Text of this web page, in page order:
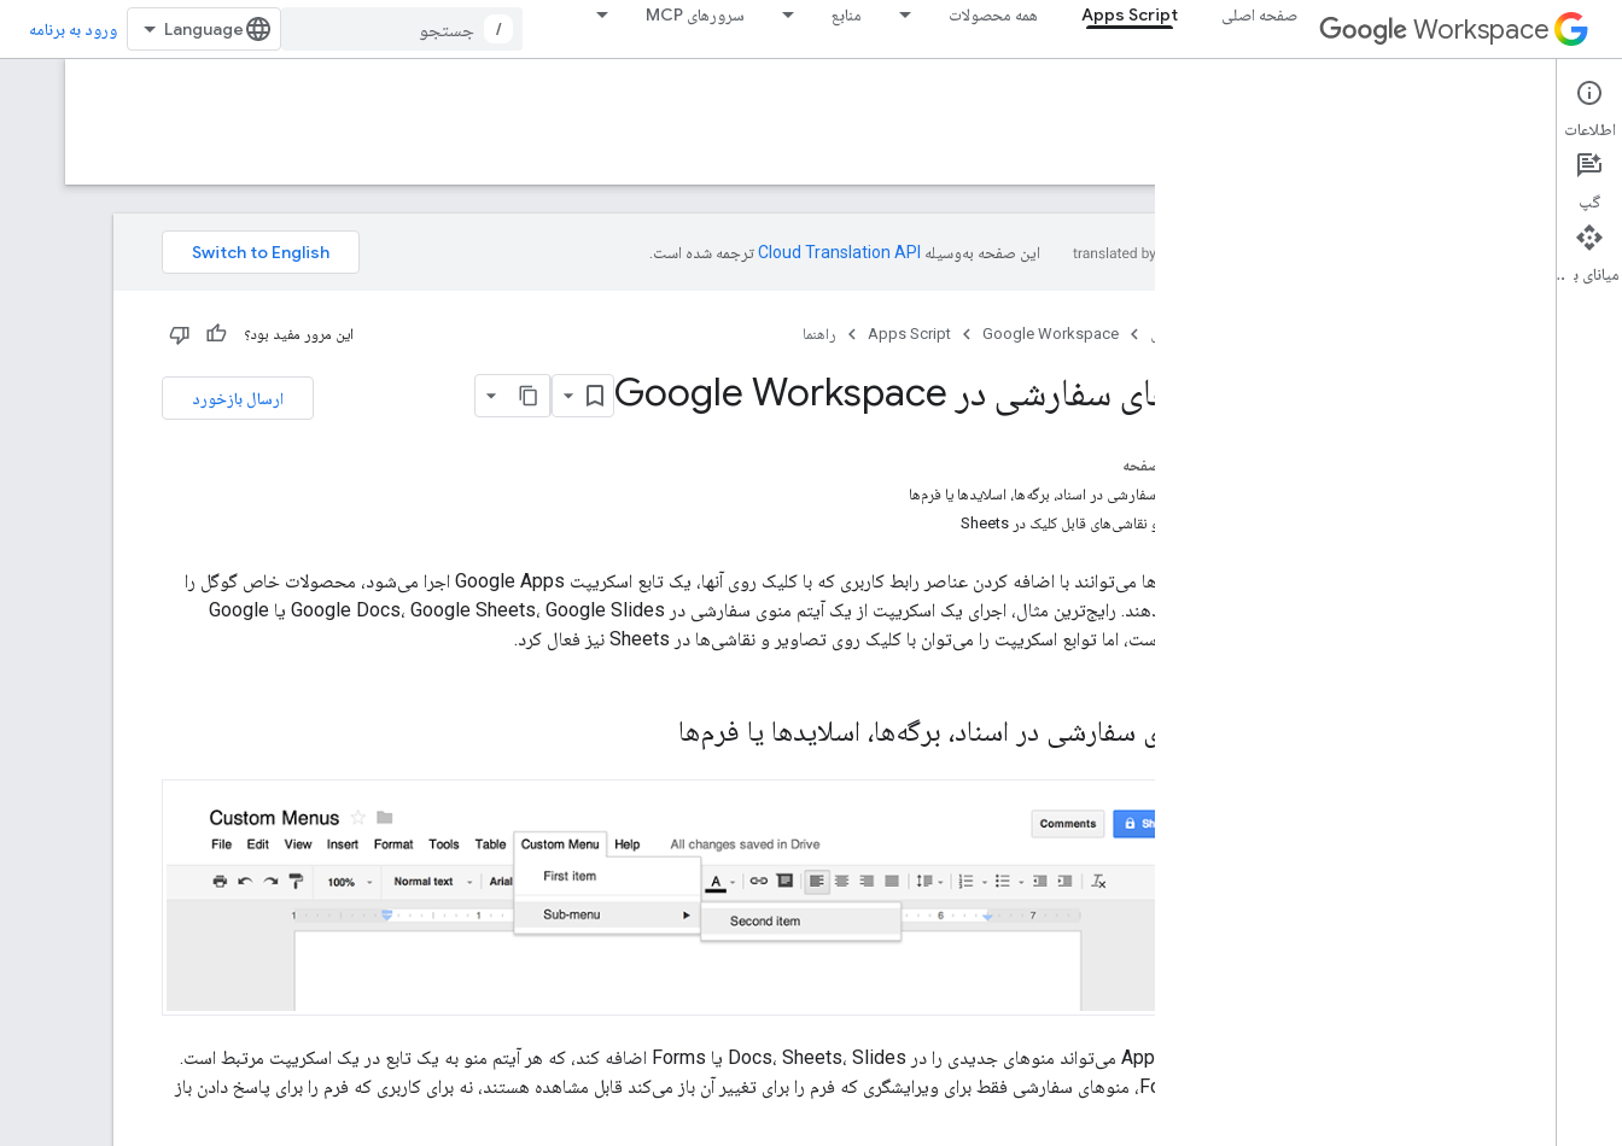
Workspace صفحه اصلی Apps Script همه محصولات منابع سرورهای MCP
/ ورود به برنامه
Apps Script
نمای کلی
این صفحه به‌وسیله ترجمه شده است.
صفحه اصلی Google Workspace
Apps Script راهنما این مرور مفید بود؟
ارسال بازخورد منوهای سفارشی در Google Workspace
در این صفحه
منوهای سفارشی در اسناد، برگه‌ها، اسلایدها یا فرم‌ها
تصاویر و نقاشی‌های قابل کلیک در Sheets
اسکریپت‌ها می‌توانند با اضافه کردن عناصر رابط کاربری که با کلیک روی آنها، یک تابع اسکریپت Google Apps اجرا می‌شود، محصولات خاص گوگل را
گسترش دهند. رایج‌ترین مثال، اجرای یک اسکریپت از یک آیتم منوی سفارشی در Google Docs، Google Sheets، Google Slides یا Google
منوهای سفارشی در اسناد، برگه‌ها، اسلایدها یا فرم‌ها
Apps Script می‌تواند منوهای جدیدی را در Docs، Sheets، Slides یا Forms اضافه کند، که هر آیتم منو به یک تابع در یک اسکریپت مرتبط است.
(در Forms، منوهای سفارشی فقط برای ویرایشگری که فرم را برای تغییر آن باز می‌کند قابل مشاهده هستند، نه برای کاربری که فرم را برای پاسخ دادن باز
اطلاعات
گپ
میانای برنامه‌سازی کاربردی